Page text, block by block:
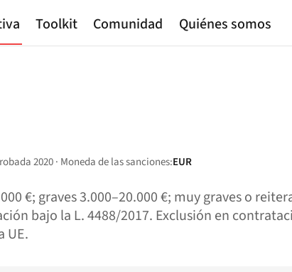
Toolkit Comunidad Quiénes somos
2020 · Moneda de las sanciones:EUR
€; graves 3.000–20.000 €; muy graves o
bajo la L. 4488/2017. Exclusión en
UE.